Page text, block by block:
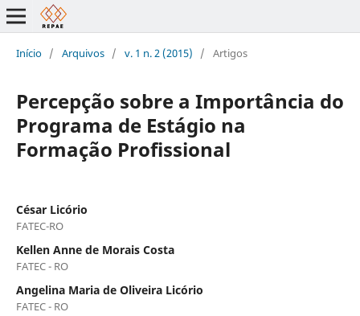
Início / Arquivos / v. 1 n. 2 (2015) / Artigos
Percepção sobre a Importância do
Programa de Estágio na
Formação Profissional
César Licório
FATEC-RO
Kellen Anne de Morais Costa
FATEC - RO
Angelina Maria de Oliveira Licório
FATEC - RO